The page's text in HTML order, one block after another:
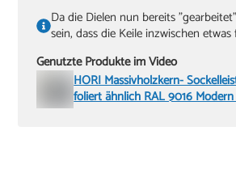
Da die Dielen nun bereits
sein, dass die Keile inzwischen
Genutzte Produkte im Video
HORI Massivholzkern-
foliert ähnlich RAL 9016